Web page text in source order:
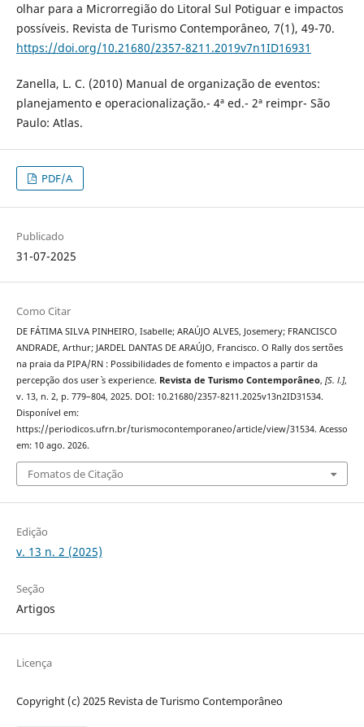
olhar para a Microrregião do Litoral Sul Potiguar e impactos
possíveis. Revista de Turismo Contemporâneo, 7(1), 49-70.
https://doi.org/10.21680/2357-8211.2019v7n1ID16931
Zanella, L. C. (2010) Manual de organização de eventos:
planejamento e operacionalização.- 4ª ed.- 2ª reimpr- São
Paulo: Atlas.
PDF/A
Publicado
31-07-2025
Como Citar
DE FÁTIMA SILVA PINHEIRO, Isabelle; ARAÚJO ALVES, Josemery; FRANCISCO
ANDRADE, Arthur; JARDEL DANTAS DE ARAÚJO, Francisco. O Rally dos sertões
na praia da PIPA/RN : Possibilidades de fomento e impactos a partir da
percepção dos user` s experience. Revista de Turismo Contemporâneo, [S. l.],
v. 13, n. 2, p. 779–804, 2025. DOI: 10.21680/2357-8211.2025v13n2ID31534.
Disponível em:
https://periodicos.ufrn.br/turismocontemporaneo/article/view/31534. Acesso
em: 10 ago. 2026.
Fomatos de Citação
Edição
v. 13 n. 2 (2025)
Seção
Artigos
Licença
Copyright (c) 2025 Revista de Turismo Contemporâneo